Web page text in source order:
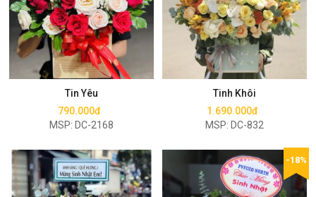
Tin Yêu
790.000đ
MSP: DC-2168
Mua ngay
Tinh Khôi
1.690.000đ
MSP: DC-832
Mua ngay
-18%